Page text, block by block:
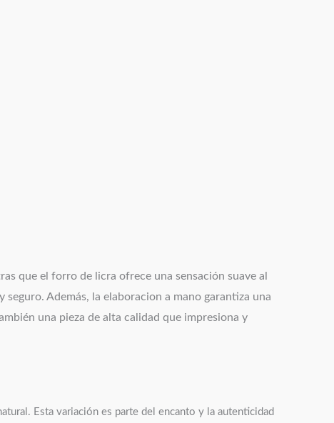
que el forro de licra ofrece una sensación suave al
Además, la elaboracion a mano garantiza una
una pieza de alta calidad que impresiona y
Esta variación es parte del encanto y la autenticidad